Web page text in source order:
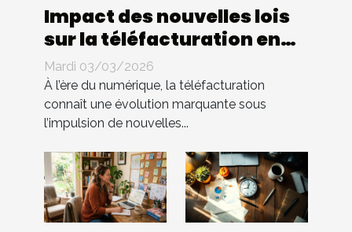
Impact des nouvelles lois
sur la téléfacturation en
entreprise : quels
changements ?
Mardi 03/03/2026
À l’ère du numérique, la téléfacturation
connaît une évolution marquante sous
l’impulsion de nouvelles...